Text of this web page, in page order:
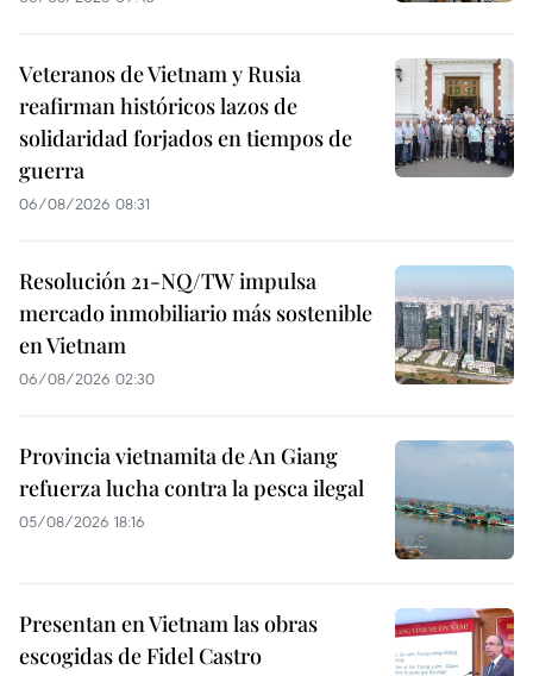
Veteranos de Vietnam y Rusia
reafirman históricos lazos de
solidaridad forjados en tiempos de
guerra
06/08/2026 08:31
Resolución 21-NQ/TW impulsa
mercado inmobiliario más sostenible
en Vietnam
06/08/2026 02:30
Provincia vietnamita de An Giang
refuerza lucha contra la pesca ilegal
05/08/2026 18:16
Presentan en Vietnam las obras
escogidas de Fidel Castro